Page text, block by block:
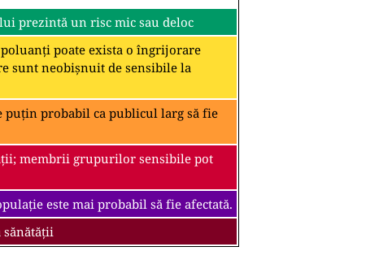
prezintă un risc mic sau deloc
poate exista o îngrijorare
sunt neobișnuit de sensibile la
puțin probabil ca publicul larg să fie
membrii grupurilor sensibile pot
este mai probabil să fie afectată.
sănătății